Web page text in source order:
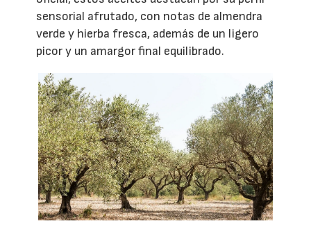
sensorial afrutado, con notas de almendra
verde y hierba fresca, además de un ligero
picor y un amargor final equilibrado.